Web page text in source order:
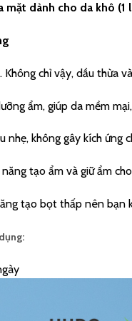
mặt dành cho da khô (1
chỉ vậy, dầu thừa
ẩm, giúp da mềm
nhẹ, không gây kích ứng
tạo ẩm và giữ ẩm
tạo bọt thấp nên bạn